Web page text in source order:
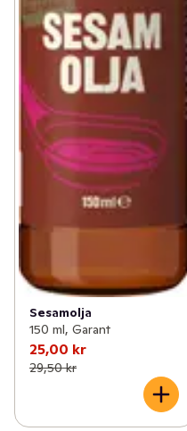
Sesamolja
150 ml, Garant
25,00 kr
29,50 kr